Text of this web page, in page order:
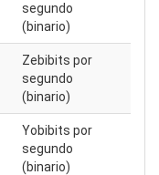
segundo
(binario)
Zebibits por
segundo
(binario)
Yobibits por
segundo
(binario)